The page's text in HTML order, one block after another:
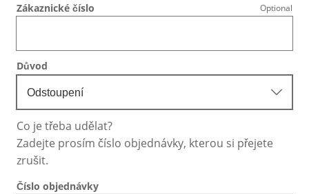
Zákaznické číslo Optional
Důvod
Odstoupení
Co je třeba udělat?
Zadejte prosím číslo objednávky, kterou si přejete
zrušit.
Číslo objednávky